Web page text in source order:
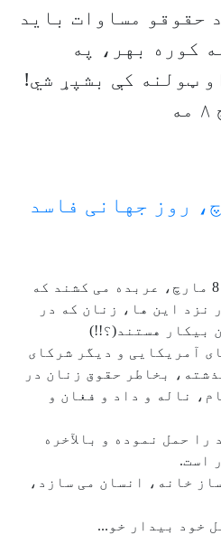
حقوقو مساوات باید
کوره بهر، په
ټولنه کې بشپړ شي!
8 مارچ، روز جهانی فاسد
در نزد کسانیکه در روز 8 مارچ، عربده می کشند که
نزد این ها، زنان که در
بیکار هستند(؟!!)
آمریکایی و دیگر شرکای
که در 20 سال گذشته، بخاطر حقوق زنان در
ناله و داد و فغان و
حمل نموده و بالآخره
است.
خانه، انسان می سازد،
خود بیدار خو...